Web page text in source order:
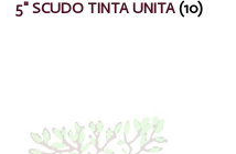
5" SCUDO TINTA UNITA(10)